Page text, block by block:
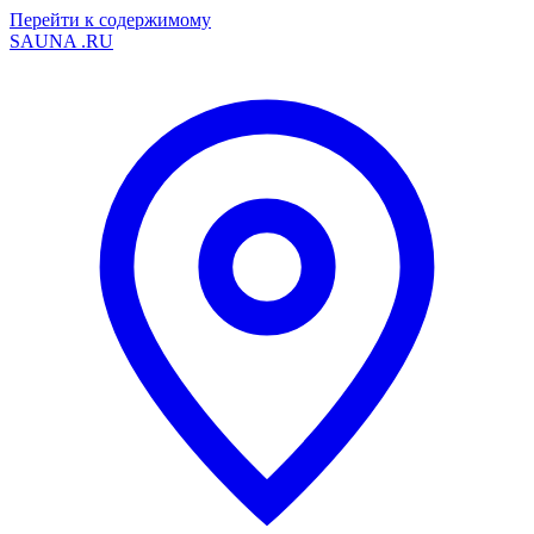
Перейти к содержимому
SAUNA .RU